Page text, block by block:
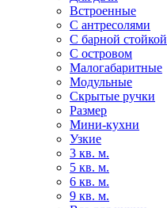
Встроенные
С антресолями
С барной стойкой
С островом
Малогабаритные
Модульные
Скрытые ручки
Размер
Мини-кухни
Узкие
3 кв. м.
5 кв. м.
6 кв. м.
9 кв. м.